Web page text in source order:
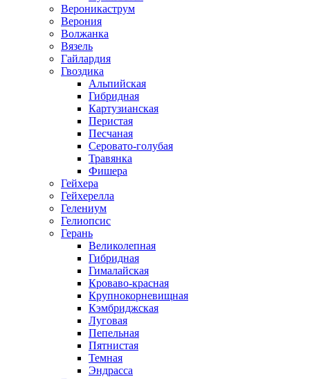
Вероникаструм
Верония
Волжанка
Вязель
Гайлардия
Гвоздика
Альпийская
Гибридная
Картузианская
Перистая
Песчаная
Серовато-голубая
Травянка
Фишера
Гейхера
Гейхерелла
Гелениум
Гелиопсис
Герань
Великолепная
Гибридная
Гималайская
Кроваво-красная
Крупнокорневищная
Кэмбриджская
Луговая
Пепельная
Пятнистая
Темная
Эндрасса